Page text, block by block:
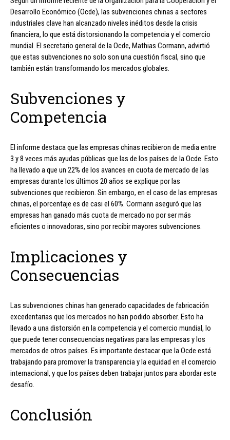
Desarrollo Económico (Ocde), las subvenciones chinas a sectores
industriales clave han alcanzado niveles inéditos desde la crisis
financiera, lo que está distorsionando la competencia y el comercio
mundial. El secretario general de la Ocde, Mathias Cormann, advirtió
que estas subvenciones no solo son una cuestión fiscal, sino que
también están transformando los mercados globales.
Subvenciones y
Competencia
El informe destaca que las empresas chinas recibieron de media entre
3 y 8 veces más ayudas públicas que las de los países de la Ocde. Esto
ha llevado a que un 22% de los avances en cuota de mercado de las
empresas durante los últimos 20 años se explique por las
subvenciones que recibieron. Sin embargo, en el caso de las empresas
chinas, el porcentaje es de casi el 60%. Cormann aseguró que las
empresas han ganado más cuota de mercado no por ser más
eficientes o innovadoras, sino por recibir mayores subvenciones.
Implicaciones y
Consecuencias
Las subvenciones chinas han generado capacidades de fabricación
excedentarias que los mercados no han podido absorber. Esto ha
llevado a una distorsión en la competencia y el comercio mundial, lo
que puede tener consecuencias negativas para las empresas y los
mercados de otros países. Es importante destacar que la Ocde está
trabajando para promover la transparencia y la equidad en el comercio
internacional, y que los países deben trabajar juntos para abordar este
desafío.
Conclusión